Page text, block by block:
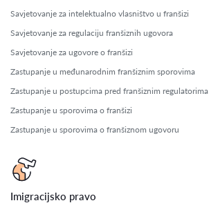
Savjetovanje za intelektualno vlasništvo u franšizi
Savjetovanje za regulaciju franšiznih ugovora
Savjetovanje za ugovore o franšizi
Zastupanje u međunarodnim franšiznim sporovima
Zastupanje u postupcima pred franšiznim regulatorima
Zastupanje u sporovima o franšizi
Zastupanje u sporovima o franšiznom ugovoru
Imigracijsko pravo